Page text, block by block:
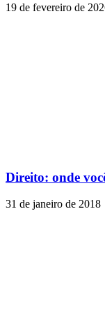
19 de fevereiro de
Direito: onde
31 de janeiro de 2018